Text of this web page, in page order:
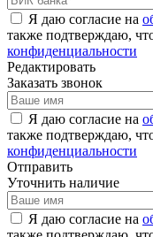
Я даю согласие на
также подтверждаю,
конфиденциальности
Редактировать
Заказать звонок
Я даю согласие на
также подтверждаю,
конфиденциальности
Отправить
Уточнить наличие
Я даю согласие на